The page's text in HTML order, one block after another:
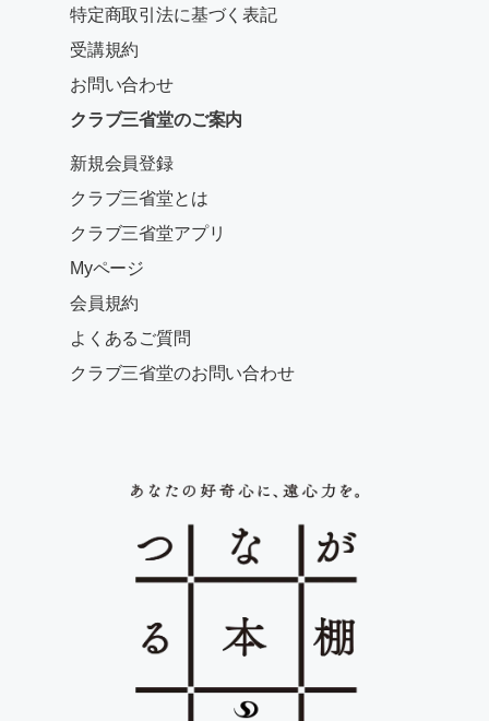
特定商取引法に基づく表記
受講規約
お問い合わせ
クラブ三省堂のご案内
新規会員登録
クラブ三省堂とは
クラブ三省堂アプリ
Myページ
会員規約
よくあるご質問
クラブ三省堂のお問い合わせ